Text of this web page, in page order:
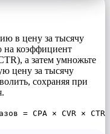
в цену за тысячу
на коэффициент
а затем умножьте
цену за тысячу
сохраняя при
= CPA × CVR × CTR